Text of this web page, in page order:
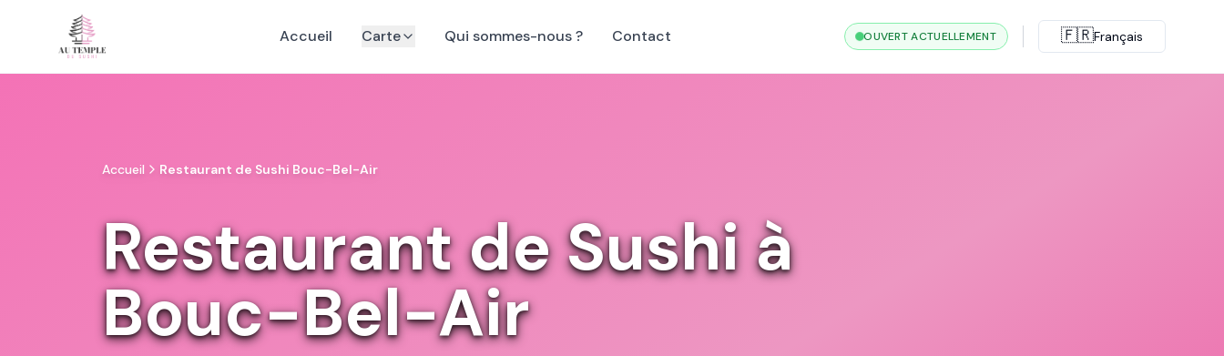
Accueil Carte Qui sommes-nous ? Contact OUVERT ACTUELLEMENT 🇫🇷Français
Accueil Restaurant de Sushi Bouc-Bel-Air
Restaurant de Sushi à
Bouc-Bel-Air